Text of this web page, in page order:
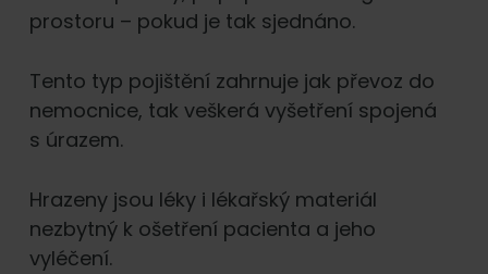
prostoru – pokud je tak sjednáno.
Tento typ pojištění zahrnuje jak převoz do
nemocnice, tak veškerá vyšetření spojená
s úrazem.
Hrazeny jsou léky i lékařský materiál
nezbytný k ošetření pacienta a jeho
vyléčení.